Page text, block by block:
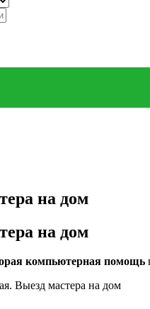
на дом
на дом
компьютерная помощь